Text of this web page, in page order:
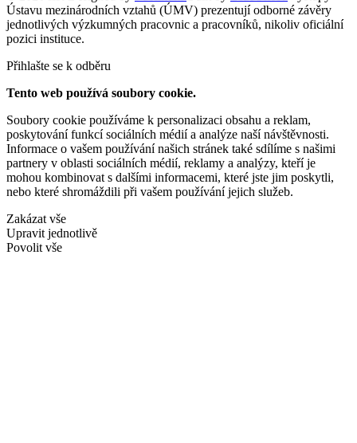
Ústavu mezinárodních vztahů (ÚMV) prezentují odborné závěry
jednotlivých výzkumných pracovnic a pracovníků, nikoliv oficiální
pozici instituce.
Přihlašte se k odběru
Tento web používá soubory cookie.
Soubory cookie používáme k personalizaci obsahu a reklam,
poskytování funkcí sociálních médií a analýze naší návštěvnosti.
Informace o vašem používání našich stránek také sdílíme s našimi
partnery v oblasti sociálních médií, reklamy a analýzy, kteří je
mohou kombinovat s dalšími informacemi, které jste jim poskytli,
nebo které shromáždili při vašem používání jejich služeb.
Zakázat vše
Upravit jednotlivě
Povolit vše